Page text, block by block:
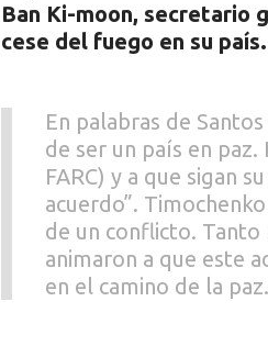
Ban Ki-moon, secretario
cese del fuego en su país.
En palabras de
de ser un país en
FARC) y a que sigan
acuerdo”.
de un conflicto. Tanto
animaron a que este
en el camino de la paz.